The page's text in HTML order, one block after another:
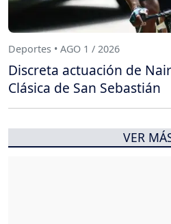
Deportes • AGO 1 / 2026
Discreta actuación de
Clásica de San Sebastián
VER